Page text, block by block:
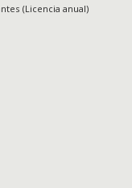
(Licencia anual)